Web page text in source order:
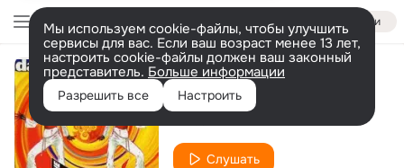
Войти
Мы используем cookie-файлы, чтобы улучшить
сервисы для вас. Если ваш возраст менее 13 лет,
настроить cookie-файлы должен ваш законный
представитель. Больше информации
Разрешить все Настроить
Слушать